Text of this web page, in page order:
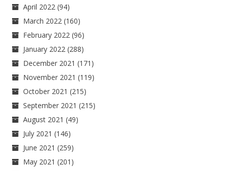
April 2022 (94)
March 2022 (160)
February 2022 (96)
January 2022 (288)
December 2021 (171)
November 2021 (119)
October 2021 (215)
September 2021 (215)
August 2021 (49)
July 2021 (146)
June 2021 (259)
May 2021 (201)